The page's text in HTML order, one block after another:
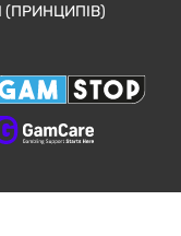
(ПРИНЦИПІВ)